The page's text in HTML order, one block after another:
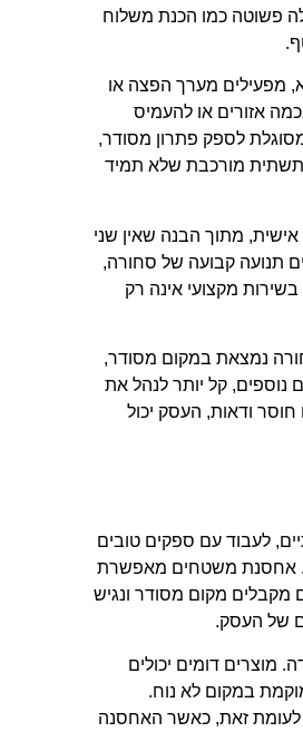
פשוטה כמו הכנת משלוח
מפעילים מערך הפצה או
אזורים או להעמיס
לספק פתרון מסודר,
תשתית מורכבת שלא תמיד
מתוך הבנה שאין שני
תנועה קבועה של סחורה,
מקצועי אינה רק
נמצאת במקום מסודר,
נוספים, קל יותר לנהל את
ודאות, העסק יכול
לעבוד עם ספקים טובים
אחסנת משטחים מאפשרת
מקבלים מקום מסודר ונגיש
של העסק.
מוצרים דומים יכולים
במקום לא נוח.
לעומת זאת, כאשר האחסנה